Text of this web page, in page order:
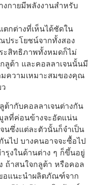
งกายมีพลังงานสำหรับ
กต่างที่เห็นได้ชัดใน
ประโยชน์จากทั้งสอง
ะสิทธิภาพทั้งหมดก็ไม่
ลูต้า และคอลลาเจนนั้นมี
ความเหมาะสมของคุณ
ต้ากับคอลลาเจนต่างกัน
มูลที่ค่อนข้างจะอัดแน่น
นซึ่งแต่ละตัวนั้นก็จำเป็น
นไป บางคนอาจจะซื้อไป
รุงในด้านต่าง ๆ ก็ขึ้นอยู่
ถ้าสนใจกลูต้า หรือคอล
ขอแนะนำผลิตภัณฑ์จาก